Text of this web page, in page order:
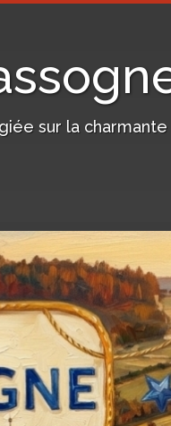
sur la